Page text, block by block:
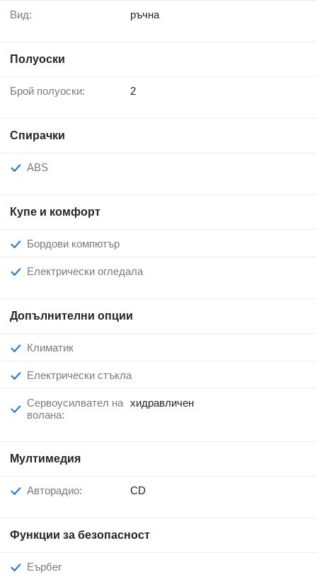
Вид: ръчна
Полуоски
Брой полуоски: 2
Спирачки
ABS
Купе и комфорт
Бордови компютър
Електрически огледала
Допълнителни опции
Климатик
Електрически стъкла
Сервоусилвател на
волана:
хидравличен
Мултимедия
Авторадио: CD
Функции за безопасност
Еърбег